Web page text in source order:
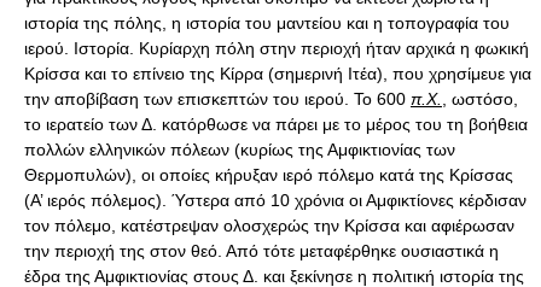
ιστορία της πόλης, η ιστορία του μαντείου και η τοπογραφία του
ιερού. Ιστορία. Κυρίαρχη πόλη στην περιοχή ήταν αρχικά η φωκική
Κρίσσα και το επίνειο της Κίρρα (σημερινή Ιτέα), που χρησίμευε για
την αποβίβαση των επισκεπτών του ιερού. Το 600 π.Χ.
, ωστόσο,
το ιερατείο των Δ. κατόρθωσε να πάρει με το μέρος του τη βοήθεια
πολλών ελληνικών πόλεων (κυρίως της Αμφικτιονίας των
Θερμοπυλών), οι οποίες κήρυξαν ιερό πόλεμο κατά της Κρίσσας
(Α’ ιερός πόλεμος). Ύστερα από 10 χρόνια οι Αμφικτίονες κέρδισαν
τον πόλεμο, κατέστρεψαν ολοσχερώς την Κρίσσα και αφιέρωσαν
την περιοχή της στον θεό. Από τότε μεταφέρθηκε ουσιαστικά η
έδρα της Αμφικτιονίας στους Δ. και ξεκίνησε η πολιτική ιστορία της